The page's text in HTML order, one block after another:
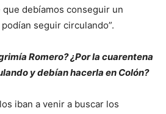
debíamos conseguir un
seguir circulando”.
Romero? ¿Por la cuarentena
y debían hacerla en Colón?
iban a venir a buscar los